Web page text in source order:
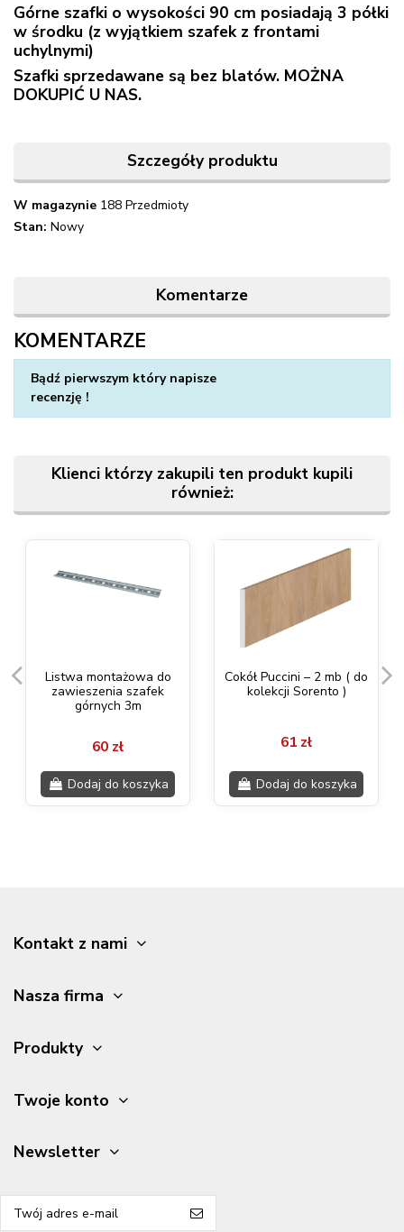
Górne szafki o wysokości 90 cm posiadają 3 półki
w środku (z wyjątkiem szafek z frontami
uchylnymi)
Szafki sprzedawane są bez blatów. MOŻNA
DOKUPIĆ U NAS.
Szczegóły produktu
W magazynie 188 Przedmioty
Stan: Nowy
Komentarze
KOMENTARZE
Bądź pierwszym który napisze
recenzję !
Klienci którzy zakupili ten produkt kupili
również:
Listwa montażowa do
zawieszenia szafek
górnych 3m
60 zł
Dodaj do koszyka
Cokół Puccini – 2 mb ( do
kolekcji Sorento )
61 zł
Dodaj do koszyka
Kontakt z nami
Nasza firma
Produkty
Twoje konto
Newsletter